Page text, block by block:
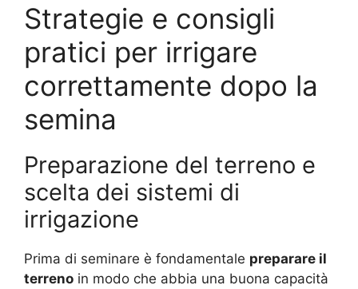
Strategie e consigli
pratici per irrigare
correttamente dopo la
semina
Preparazione del terreno e
scelta dei sistemi di
irrigazione
Prima di seminare è fondamentale preparare il
terreno in modo che abbia una buona capacità